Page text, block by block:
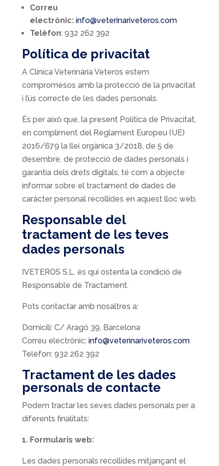
Correu
electrònic: info@veterinariveteros.com
Telèfon: 932 262 392
Política de privacitat
A Clínica Veterinària Veteros estem
compromesos amb la protecció de la privacitat
i l’ús correcte de les dades personals.
És per això que, la present Política de Privacitat,
en compliment del Reglament Europeu (UE)
2016/679 la llei orgànica 3/2018, de 5 de
desembre, de protecció de dades personals i
garantia dels drets digitals, té com a objecte
informar sobre el tractament de dades de
caràcter personal recollides en aquest lloc web.
Responsable del
tractament de les teves
dades personals
IVETEROS S.L. és qui ostenta la condició de
Responsable de Tractament.
Pots contactar amb nosaltres a:
Domicili: C/ Aragó 39, Barcelona
Correu electrònic: info@veterinariveteros.com
Telèfon: 932 262 392
Tractament de les dades
personals de contacte
Podem tractar les seves dades personals per a
diferents finalitats:
1. Formularis web:
Les dades personals recollides mitjançant el